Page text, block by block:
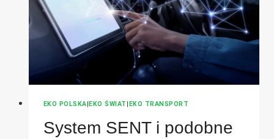
EKO POLSKA|EKO ŚWIAT |EKO TRANSPORT
System SENT i podobne